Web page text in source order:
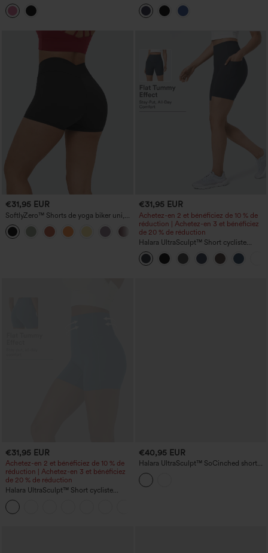
combinaison d'entraînement à maintien
abdominal avec poches — version Easy
Peezy
haute, longueur mi-mollet, avec poches
€31,95 EUR
SoftlyZero™ Shorts de yoga biker uni,
taille haute à effet croisé, 3''
+4
€31,95 EUR
Achetez-en 2 et bénéficiez de 10 % de
réduction | Achetez-en 3 et bénéficiez
de 20 % de réduction
Halara UltraSculpt™ Short cycliste
d'entraînement gainant à taille haute,
contrôle du ventre, avec poche, 7''
€31,95 EUR
Achetez-en 2 et bénéficiez de 10 % de
réduction | Achetez-en 3 et bénéficiez
de 20 % de réduction
Halara UltraSculpt™ Short cycliste
sculptant taille haute, contrôle du
ventre, poche latérale — 5''
€40,95 EUR
Halara UltraSculpt™ SoCinched short
d'entraînement gainant taille haute,
rehausseur de fessier, maintien du
ventre, avec poches — 3''